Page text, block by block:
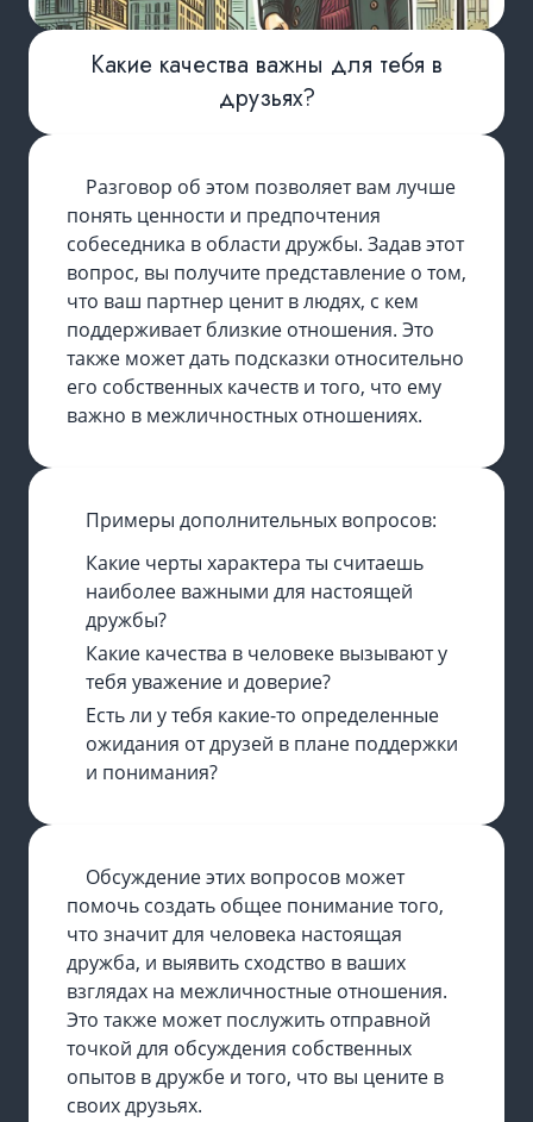
Какие качества важны для тебя в
друзьях?
Разговор об этом позволяет вам лучше
понять ценности и предпочтения
собеседника в области дружбы. Задав этот
вопрос, вы получите представление о том,
что ваш партнер ценит в людях, с кем
поддерживает близкие отношения. Это
также может дать подсказки относительно
его собственных качеств и того, что ему
важно в межличностных отношениях.
Примеры дополнительных вопросов:
Какие черты характера ты считаешь
наиболее важными для настоящей
дружбы?
Какие качества в человеке вызывают у
тебя уважение и доверие?
Есть ли у тебя какие-то определенные
ожидания от друзей в плане поддержки
и понимания?
Обсуждение этих вопросов может
помочь создать общее понимание того,
что значит для человека настоящая
дружба, и выявить сходство в ваших
взглядах на межличностные отношения.
Это также может послужить отправной
точкой для обсуждения собственных
опытов в дружбе и того, что вы цените в
своих друзьях.
Имя
Адрес электронной почты
РЕГИСТРАЦИЯ
обслуживанияиполитикой конфиденциальности
Войти